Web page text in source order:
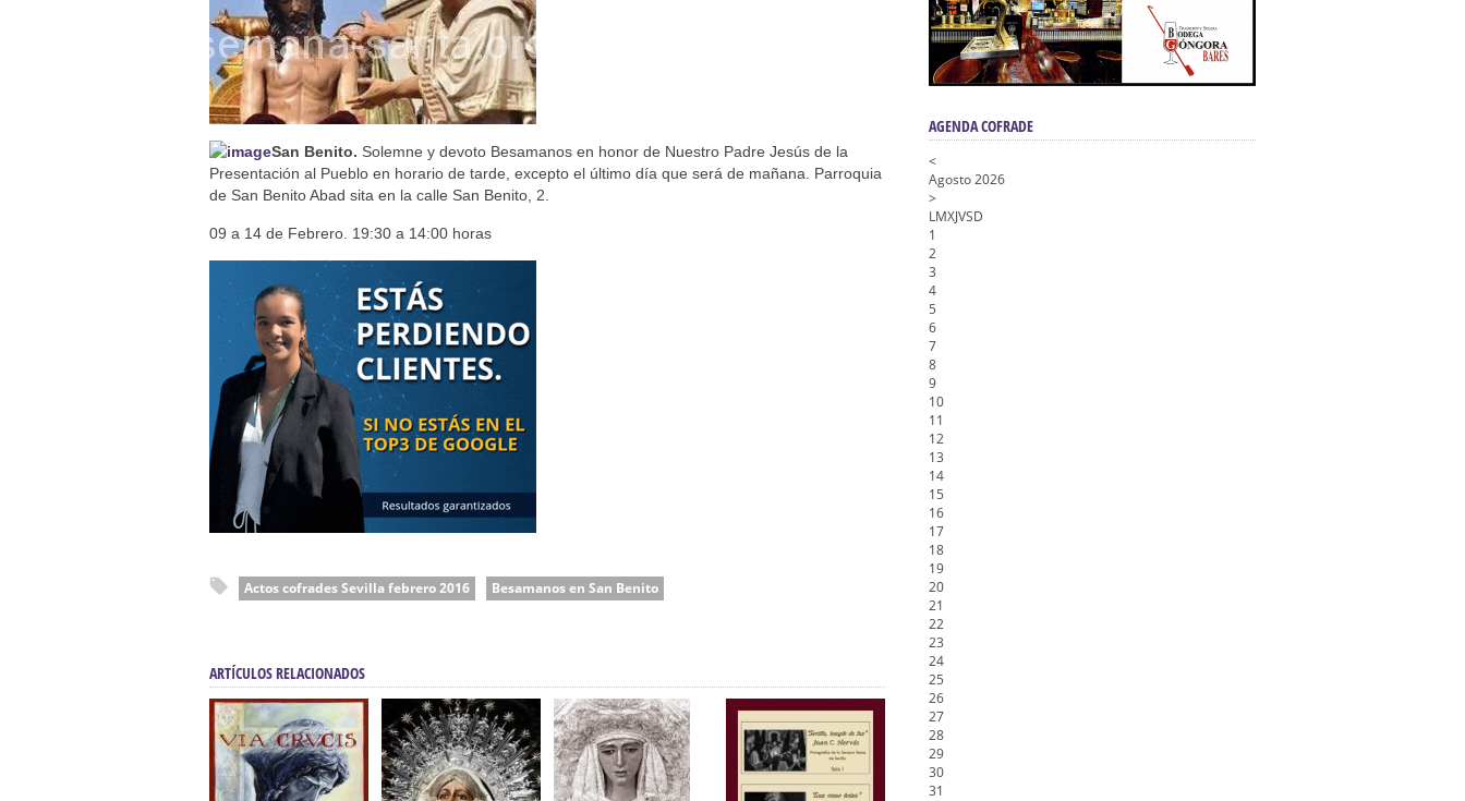
Besamanos del Señor de la Divina Misericordia, Vía Crucis y Traslado – Siete Palabras
Solemne y devoto Besapiés en honor de Nuestro Padre Jesús de la Pasión
Misa Solemne en honor a Nuestra Señora de Gracia y Esperanza – San Roque
San Benito. Solemne y devoto Besamanos en honor de Nuestro Padre Jesús de la
Presentación al Pueblo en horario de tarde, excepto el último día que será de mañana. Parroquia
de San Benito Abad sita en la calle San Benito, 2.
09 a 14 de Febrero. 19:30 a 14:00 horas
Actos cofrades Sevilla febrero 2016 Besamanos en San Benito
ARTÍCULOS RELACIONADOS
AGENDA COFRADE
<
Agosto 2026
>
LMXJVSD
1
2
3
4
5
6
7
8
9
10
11
12
13
14
15
16
17
18
19
20
21
22
23
24
25
26
27
28
29
30
31